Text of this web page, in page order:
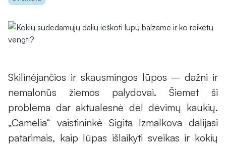
Skilinėjančios ir skausmingos lūpos – dažni ir
nemalonūs žiemos palydovai. Šiemet ši
problema dar aktualesnė dėl dėvimų kaukių.
„Camelia“ vaistininkė Sigita Izmalkova dalijasi
patarimais, kaip lūpas išlaikyti sveikas ir kokių